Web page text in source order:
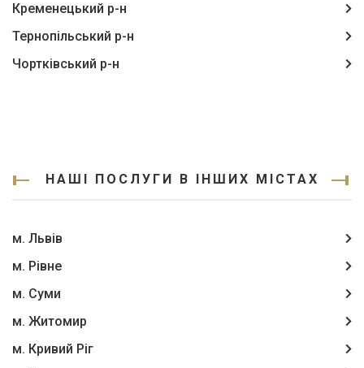
Кременецький р-н
Тернопільський р-н
Чортківський р-н
НАШІ ПОСЛУГИ В ІНШИХ МІСТАХ
м. Львів
м. Рівне
м. Суми
м. Житомир
м. Кривий Ріг